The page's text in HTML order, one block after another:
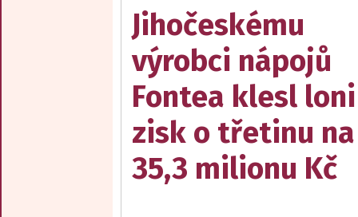
Jihočeskému
výrobci nápojů
Fontea klesl loni
zisk o třetinu na
35,3 milionu Kč